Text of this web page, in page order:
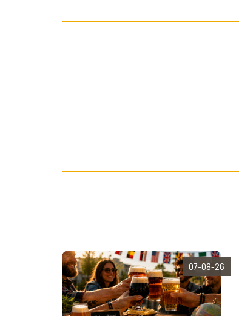
07-08-26